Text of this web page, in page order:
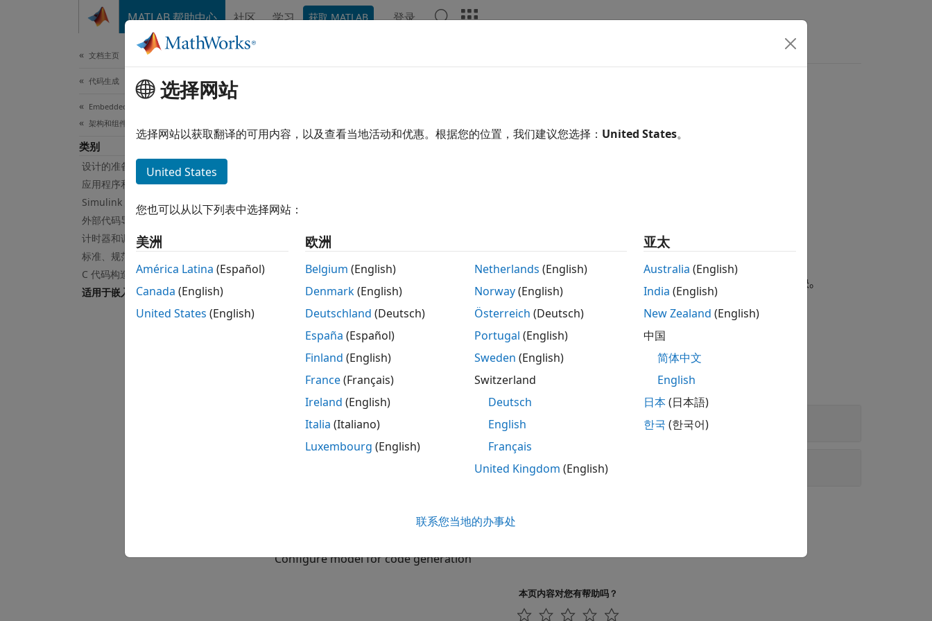
MATLAB 帮助中心 社区 学习 获取 MATLAB 登录
文档主页
代码生成
Embedded Coder
架构和组件设计
类别
设计的准备工作
应用程序和组件接口
Simulink 建模组件
外部代码导入
计时器和调度
标准、规范和模块用法
C 代码构造的建模模式
适用于嵌入式目标的模块
适用于嵌入式处理器和操作系统的模块
您安装的支持包。
Embedded Targets 库 (embeddedtargetslib)
来自系统工具箱（如 Instrument Control Toolbox™ 和 Vehicle Network Toolbox™）以及支持包的模块。
自定义模块
模块
全部展开
主机通信
Configure model for code generation
本页内容对您有帮助吗？
选择网站
选择网站以获取翻译的可用内容，以及查看当地活动和优惠。根据您的位置，我们建议您选择： United States。
United States
您也可以从以下列表中选择网站：
美洲
América Latina (Español)
Canada (English)
United States (English)
欧洲
Belgium (English)
Denmark(English)
Deutschland (Deutsch)
España (Español)
Finland (English)
France(Français)
Ireland (English)
Italia (Italiano)
Luxembourg (English)
Netherlands (English)
Norway(English)
Österreich (Deutsch)
Portugal (English)
Sweden (English)
Switzerland
Deutsch
English
Français
United Kingdom (English)
亚太
Australia (English)
India (English)
New Zealand (English)
中国
简体中文
English
日本(日本語)
한국 (한국어)
联系您当地的办事处